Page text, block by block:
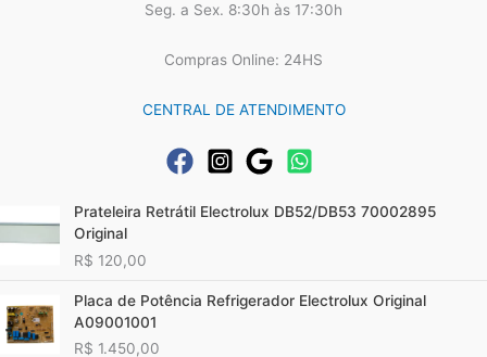
Seg. a Sex. 8:30h às 17:30h
Compras Online: 24HS
CENTRAL DE ATENDIMENTO
Prateleira Retrátil Electrolux DB52/DB53 70002895
Original
R$ 120,00
Placa de Potência Refrigerador Electrolux Original
A09001001
R$ 1.450,00